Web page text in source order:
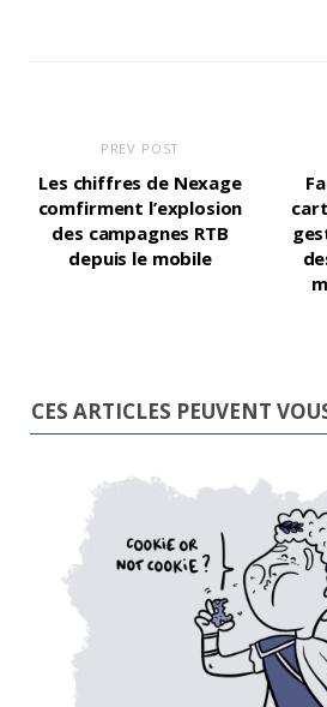
PREV POST
Les chiffres de Nexage
comfirment l’explosion
des campagnes RTB
depuis le mobile
CES ARTICLES PEUVENT